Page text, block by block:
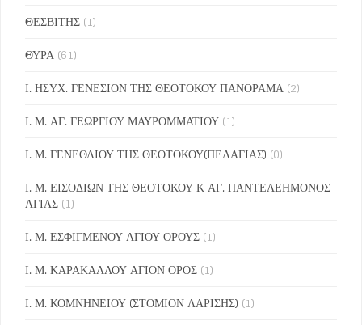
ΘΕΣΒΙΤΗΣ (1)
ΘΥΡΑ (61)
Ι. ΗΣΥΧ. ΓΕΝΕΣΙΟΝ ΤΗΣ ΘΕΟΤΟΚΟΥ ΠΑΝΟΡΑΜΑ (2)
Ι. Μ. ΑΓ. ΓΕΩΡΓΙΟΥ ΜΑΥΡΟΜΜΑΤΙΟΥ (1)
Ι. Μ. ΓΕΝΕΘΛΙΟΥ ΤΗΣ ΘΕΟΤΟΚΟΥ(ΠΕΛΑΓΙΑΣ) (0)
Ι. Μ. ΕΙΣΟΔΙΩΝ ΤΗΣ ΘΕΟΤΟΚΟΥ Κ ΑΓ. ΠΑΝΤΕΛΕΗΜΟΝΟΣ
ΑΓΙΑΣ (1)
Ι. Μ. ΕΣΦΙΓΜΕΝΟΥ ΑΓΙΟΥ ΟΡΟΥΣ (1)
Ι. Μ. ΚΑΡΑΚΑΛΛΟΥ ΑΓΙΟΝ ΟΡΟΣ (1)
Ι. Μ. ΚΟΜΝΗΝΕΙΟΥ (ΣΤΟΜΙΟΝ ΛΑΡΙΣΗΣ) (1)